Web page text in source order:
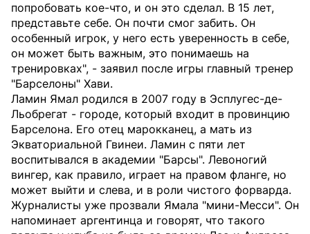
попробовать кое-что, и он это сделал. В 15 лет,
представьте себе. Он почти смог забить. Он
особенный игрок, у него есть уверенность в себе,
он может быть важным, это понимаешь на
тренировках", - заявил после игры главный тренер
"Барселоны" Хави.
Ламин Ямал родился в 2007 году в Эсплугес-де-
Льобрегат - городе, который входит в провинцию
Барселона. Его отец марокканец, а мать из
Экваториальной Гвинеи. Ламин с пяти лет
воспитывался в академии "Барсы". Левоногий
вингер, как правило, играет на правом фланге, но
может выйти и слева, и в роли чистого форварда.
Журналисты уже прозвали Ямала "мини-Месси". Он
напоминает аргентинца и говорят, что такого